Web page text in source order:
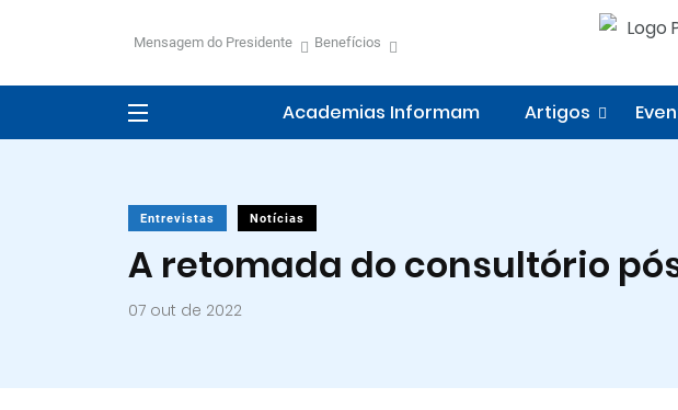
Mensagem do Presidente Benefícios
Academias Informam Artigos
Entrevistas Notícias
A retomada do consultório
07 out de 2022